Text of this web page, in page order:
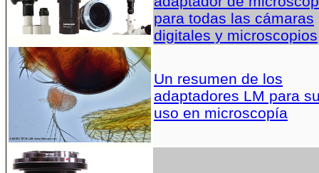
para todas las cámaras
digitales y microscopios
Un resumen de los
adaptadores LM para
uso en microscopía